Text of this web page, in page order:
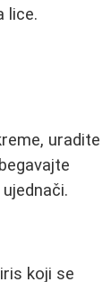
lice.
uradite
koji se